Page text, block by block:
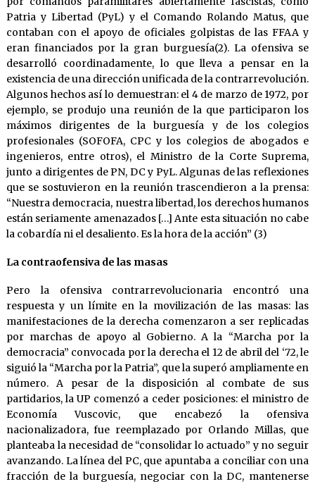
Patria y Libertad (PyL) y el Comando Rolando Matus, que
contaban con el apoyo de oficiales golpistas de las FFAA y
eran financiados por la gran burguesía(2). La ofensiva se
desarrolló coordinadamente, lo que lleva a pensar en la
existencia de una dirección unificada de la contrarrevolución.
Algunos hechos así lo demuestran: el 4 de marzo de 1972, por
ejemplo, se produjo una reunión de la que participaron los
máximos dirigentes de la burguesía y de los colegios
profesionales (SOFOFA, CPC y los colegios de abogados e
ingenieros, entre otros), el Ministro de la Corte Suprema,
junto a dirigentes de PN, DC y PyL. Algunas de las reflexiones
que se sostuvieron en la reunión trascendieron a la prensa:
“Nuestra democracia, nuestra libertad, los derechos humanos
están seriamente amenazados […] Ante esta situación no cabe
la cobardía ni el desaliento. Es la hora de la acción” (3)
La contraofensiva de las masas
Pero la ofensiva contrarrevolucionaria encontró una
respuesta y un límite en la movilización de las masas: las
manifestaciones de la derecha comenzaron a ser replicadas
por marchas de apoyo al Gobierno. A la “Marcha por la
democracia” convocada por la derecha el 12 de abril del ‘72, le
siguió la “Marcha por la Patria”, que la superó ampliamente en
número. A pesar de la disposición al combate de sus
partidarios, la UP comenzó a ceder posiciones: el ministro de
Economía Vuscovic, que encabezó la ofensiva
nacionalizadora, fue reemplazado por Orlando Millas, que
planteaba la necesidad de “consolidar lo actuado” y no seguir
avanzando. La línea del PC, que apuntaba a conciliar con una
fracción de la burguesía, negociar con la DC, mantenerse